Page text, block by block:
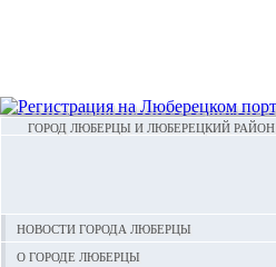
ГОРОД ЛЮБЕРЦЫ И ЛЮБЕРЕЦКИЙ РАЙОН
Новости города Люберцы
О городе Люберцы